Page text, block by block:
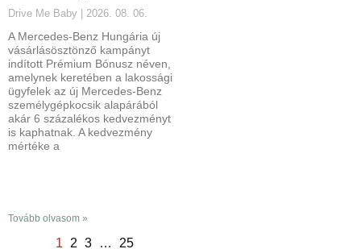
Drive Me Baby 2026. 08. 06.
A Mercedes-Benz Hungária új
vásárlásösztönző kampányt
indított Prémium Bónusz néven,
amelynek keretében a lakossági
ügyfelek az új Mercedes-Benz
személygépkocsik alapárából
akár 6 százalékos kedvezményt
is kaphatnak. A kedvezmény
mértéke a
Tovább olvasom »
1 2 3 … 25